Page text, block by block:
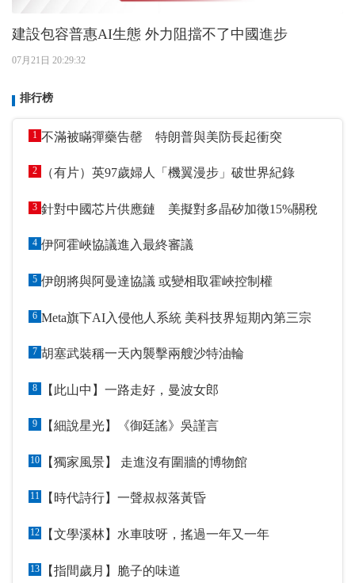
建設包容普惠AI生態 外力阻擋不了中國進步
07月21日 20:29:32
排行榜
1 不滿被瞞彈藥告罄 特朗普與美防長起衝突
2 （有片）英97歲婦人「機翼漫步」破世界紀錄
3 針對中國芯片供應鏈 美擬對多晶矽加徵15%關稅
4 伊阿霍峽協議進入最終審議
5 伊朗將與阿曼達協議 或變相取霍峽控制權
6 Meta旗下AI入侵他人系統 美科技界短期內第三宗
7 胡塞武裝稱一天內襲擊兩艘沙特油輪
8 【此山中】一路走好，曼波女郎
9 【細說星光】《御廷謠》吳謹言
10 【獨家風景】 走進沒有圍牆的博物館
11 【時代詩行】一聲叔叔落黃昏
12 【文學溪林】水車吱呀，搖過一年又一年
13 【指間歲月】脆子的味道